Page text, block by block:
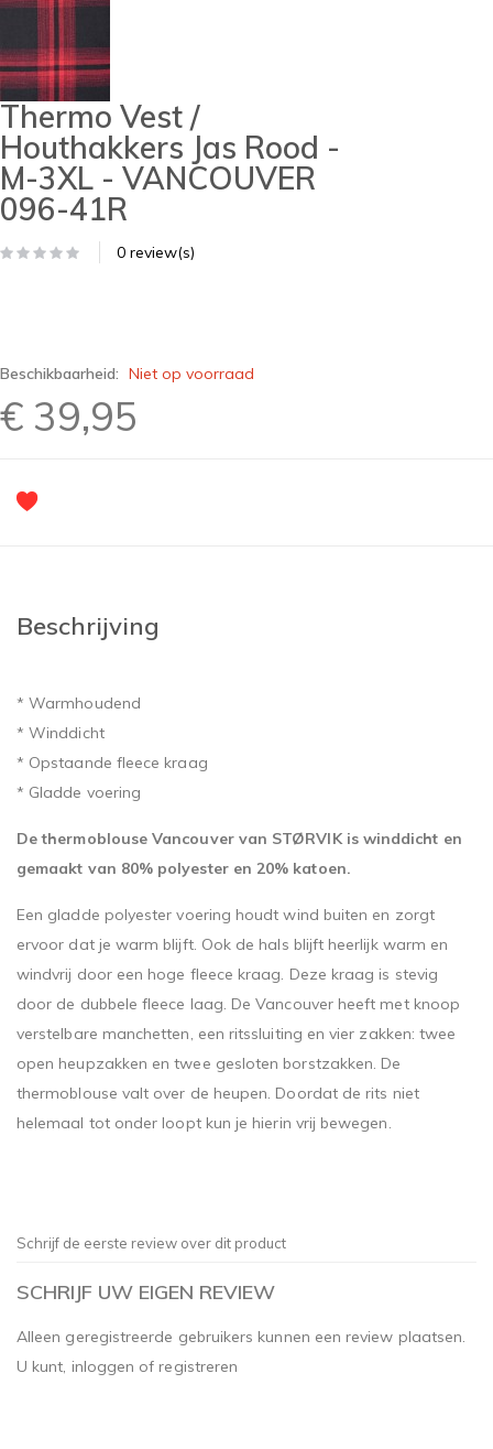
Thermo Vest /
Houthakkers Jas Rood -
M-3XL - VANCOUVER
096-41R
0 review(s)
Beschikbaarheid: Niet op voorraad
€ 39,95
Beschrijving
* Warmhoudend
* Winddicht
* Opstaande fleece kraag
* Gladde voering
De thermoblouse Vancouver van STØRVIK is winddicht en
gemaakt van 80% polyester en 20% katoen.
Een gladde polyester voering houdt wind buiten en zorgt
ervoor dat je warm blijft. Ook de hals blijft heerlijk warm en
windvrij door een hoge fleece kraag. Deze kraag is stevig
door de dubbele fleece laag. De Vancouver heeft met knoop
verstelbare manchetten, een ritssluiting en vier zakken: twee
open heupzakken en twee gesloten borstzakken. De
thermoblouse valt over de heupen. Doordat de rits niet
helemaal tot onder loopt kun je hierin vrij bewegen.
Schrijf de eerste review over dit product
SCHRIJF UW EIGEN REVIEW
Alleen geregistreerde gebruikers kunnen een review plaatsen.
U kunt, inloggen ofregistreren